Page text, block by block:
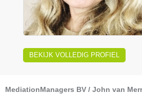
BEKIJK VOLLEDIG PROFIEL
MediationManagers BV / John van